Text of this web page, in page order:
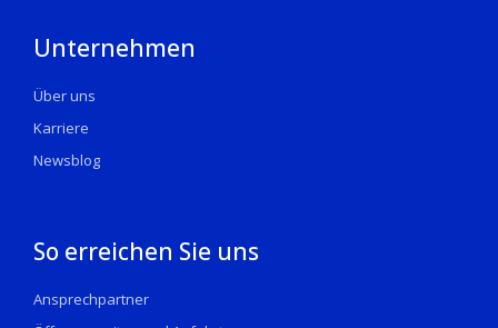
Unternehmen
Über uns
Karriere
Newsblog
So erreichen Sie uns
Ansprechpartner